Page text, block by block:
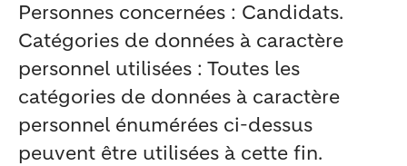
Personnes concernées : Candidats.
Catégories de données à caractère
personnel utilisées : Toutes les
catégories de données à caractère
personnel énumérées ci-dessus
peuvent être utilisées à cette fin.